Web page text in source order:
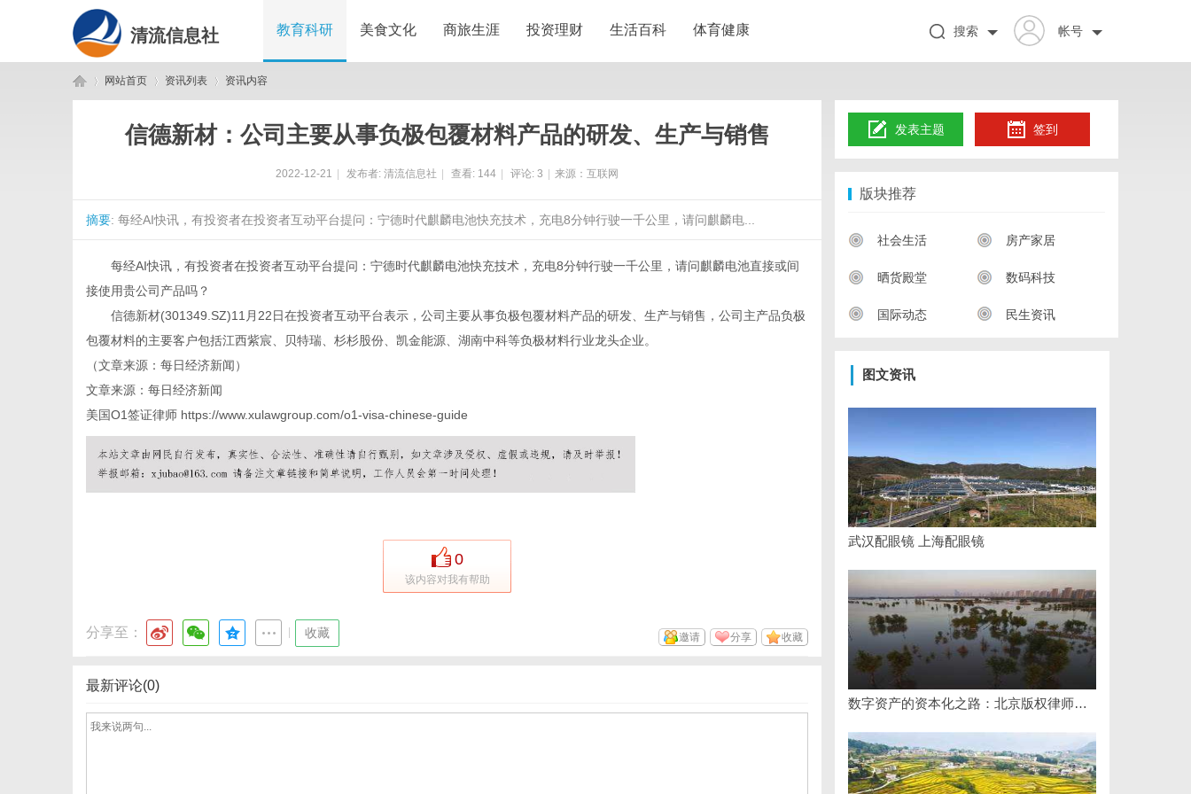
清流信息社 教育科研 美食文化 商旅生涯 投资理财 生活百科 体育健康 帐号
搜索
网站首页 资讯列表 资讯内容
信德新材：公司主要从事负极包覆材料产品的研发、生产与销售
2022-12-21 发布者: 清流信息社 查看: 144 评论: 3 来源：互联网
摘要: 每经AI快讯，有投资者在投资者互动平台提问：宁德时代麒麟电池快充技术，充电8分钟行驶一千公里，请问麒麟电...
每经AI快讯，有投资者在投资者互动平台提问：宁德时代麒麟电池快充技术，充电8分钟行驶一千公里，请问麒麟电池直接或间
接使用贵公司产品吗？
信德新材(301349.SZ)11月22日在投资者互动平台表示，公司主要从事负极包覆材料产品的研发、生产与销售，公司主产品负极
包覆材料的主要客户包括江西紫宸、贝特瑞、杉杉股份、凯金能源、湖南中科等负极材料行业龙头企业。
（文章来源：每日经济新闻）
文章来源：每日经济新闻
美国O1签证律师 https://www.xulawgroup.com/o1-visa-chinese-guide
0
该内容对我有帮助
分享至： 收藏 收藏
分享
邀请
最新评论(0)
发表主题 签到
版块推荐
社会生活 房产家居
晒货殿堂 数码科技
国际动态 民生资讯
图文资讯
武汉配眼镜 上海配眼镜
数字资产的资本化之路：北京版权律师如何让“IP”变“现金流”